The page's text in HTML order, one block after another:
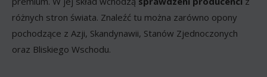
różnych stron świata. Znaleźć tu można zarówno opony
pochodzące z Azji, Skandynawii, Stanów Zjednoczonych
oraz Bliskiego Wschodu.